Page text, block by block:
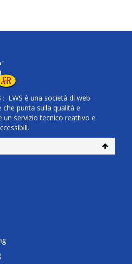
: LWS è una società di web
punta sulla qualità e
un servizio tecnico reattivo e